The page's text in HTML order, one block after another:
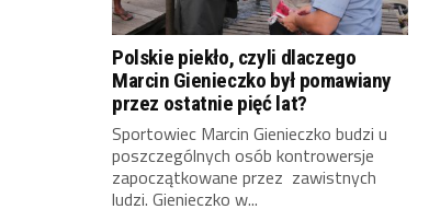
Polskie piekło, czyli dlaczego
Marcin Gienieczko był pomawiany
przez ostatnie pięć lat?
Sportowiec Marcin Gienieczko budzi u
poszczególnych osób kontrowersje
zapoczątkowane przez zawistnych
ludzi. Gienieczko w...